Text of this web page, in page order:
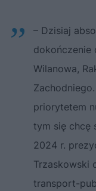
– Dzisiaj
dokończenie
Wilanowa,
priorytetem
tym się chcę
2024 r.
Trzaskowski
transport-